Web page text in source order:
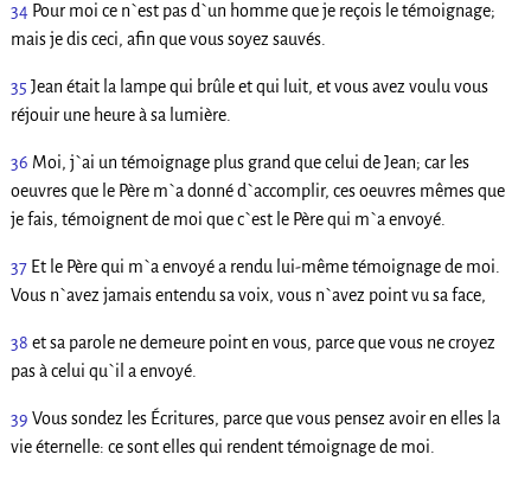
34 Pour moi ce n`est pas d`un homme que je reçois le témoignage;
mais je dis ceci, afin que vous soyez sauvés.
35 Jean était la lampe qui brûle et qui luit, et vous avez voulu vous
réjouir une heure à sa lumière.
36 Moi, j`ai un témoignage plus grand que celui de Jean; car les
oeuvres que le Père m`a donné d`accomplir, ces oeuvres mêmes que
je fais, témoignent de moi que c`est le Père qui m`a envoyé.
37 Et le Père qui m`a envoyé a rendu lui-même témoignage de moi.
Vous n`avez jamais entendu sa voix, vous n`avez point vu sa face,
38 et sa parole ne demeure point en vous, parce que vous ne croyez
pas à celui qu`il a envoyé.
39 Vous sondez les Écritures, parce que vous pensez avoir en elles la
vie éternelle: ce sont elles qui rendent témoignage de moi.